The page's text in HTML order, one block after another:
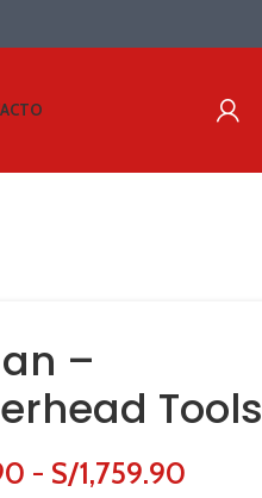
–
Tools
- S/1,759.90